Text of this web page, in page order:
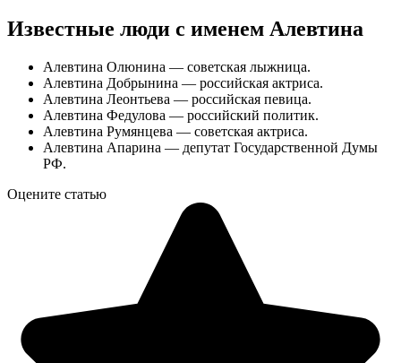
Известные люди с именем Алевтина
Алевтина Олюнина — советская лыжница.
Алевтина Добрынина — российская актриса.
Алевтина Леонтьева — российская певица.
Алевтина Федулова — российский политик.
Алевтина Румянцева — советская актриса.
Алевтина Апарина — депутат Государственной Думы
РФ.
Оцените статью